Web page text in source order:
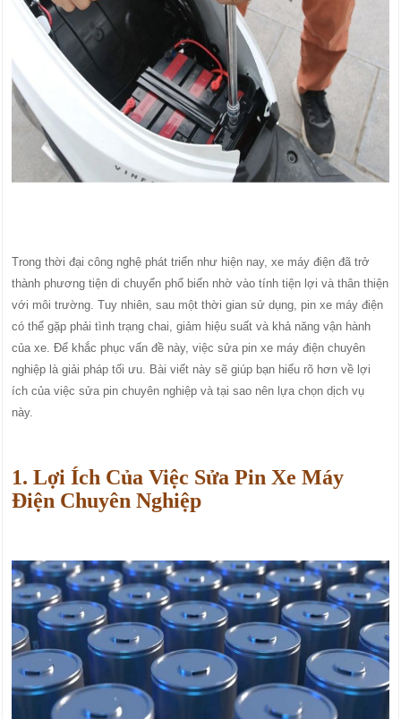
Trong thời đại công nghệ phát triển như hiện nay, xe máy điện đã trở
thành phương tiện di chuyển phổ biến nhờ vào tính tiện lợi và thân thiện
với môi trường. Tuy nhiên, sau một thời gian sử dụng, pin xe máy điện
có thể gặp phải tình trạng chai, giảm hiệu suất và khả năng vận hành
của xe. Để khắc phục vấn đề này, việc sửa pin xe máy điện chuyên
nghiệp là giải pháp tối ưu. Bài viết này sẽ giúp bạn hiểu rõ hơn về lợi
ích của việc sửa pin chuyên nghiệp và tại sao nên lựa chọn dịch vụ
này.
1. Lợi Ích Của Việc Sửa Pin Xe Máy
Điện Chuyên Nghiệp